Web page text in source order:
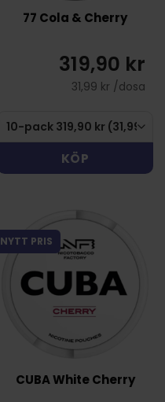
77 Cola & Cherry
319,90 kr
31,99 kr /dosa
KÖP
NYTT PRIS
CUBA White Cherry